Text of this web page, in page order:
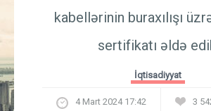
kabellərinin buraxılışı
sertifikatı əldə
İqtisadiyyat
4 Mart 2024 17:42 3